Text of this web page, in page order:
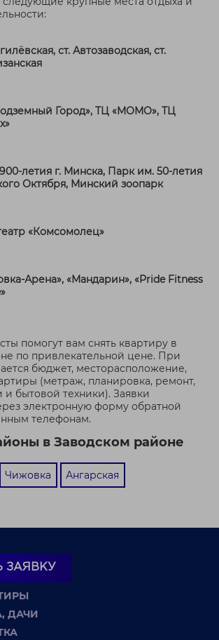
ст. Автозаводская, ст.
Город», ТЦ «МОМО», ТЦ
летия г. Минска, Парк им. 50-летия
Октября, Минский зоопарк
«Комсомолец»
Арена», «Мандарин», «Pride Fitness
помогут вам снять квартиру в
по привлекательной цене. При
бюджет, месторасположение,
(метраж, планировка, ремонт,
бытовой техники). Заявки
электронную форму обратной
телефонам.
в Заводском районе
Чижовка Ангарская
ЗАЯВКУ
ДАЧИ